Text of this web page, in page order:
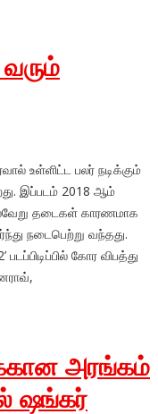
உள்ளிட்ட பலர் நடிக்கும்
இப்படம் 2018 ஆம்
தடைகள் காரணமாக
நடைபெற்று வந்தது.
கோர விபத்து
அரங்கம்
ஷங்கர்